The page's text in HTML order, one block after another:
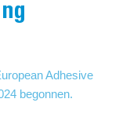
Adhesive
begonnen.